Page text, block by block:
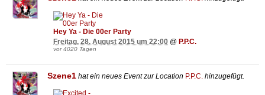
Hey Ya - Die 00er Party
Freitag, 28. August 2015 um 22:00 @ P.P.C.
vor 4020 Tagen
Szene1 hat ein neues Event zur Location P.P.C. hinzugefügt.